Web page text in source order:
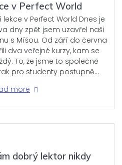
v Perfect World
v Perfect World Dnes je
dny zpět jsem uzavřel naši
s Míšou. Od září do června
dva veřejné kurzy, kam se
To, že jsme to společně
pro studenty postupně…
more
dobrý lektor nikdy